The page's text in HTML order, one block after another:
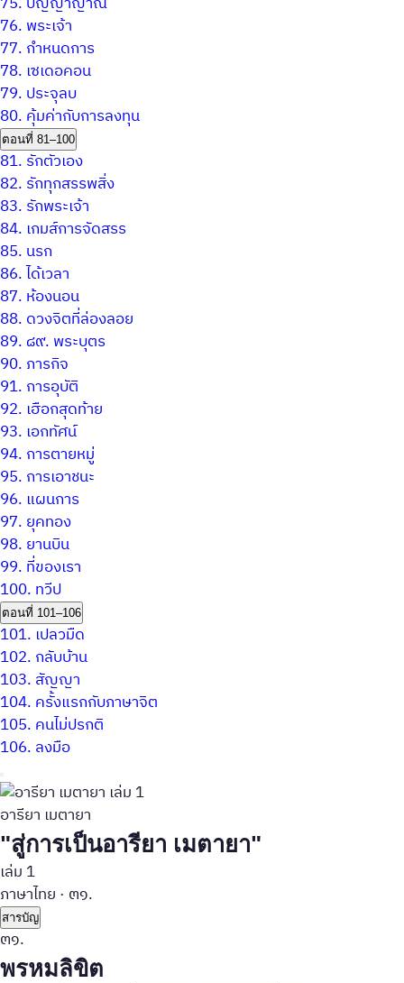
76. พระเจ้า
77. กำหนดการ
78. เซเดอคอน
79. ประจุลบ
80. คุ้มค่ากับการลงทุน
ตอนที่ 81–100
81. รักตัวเอง
82. รักทุกสรรพสิ่ง
83. รักพระเจ้า
84. เกมส์การจัดสรร
85. นรก
86.ได้เวลา
87. ห้องนอน
88. ดวงจิตที่ล่องลอย
89. ๘๙. พระบุตร
90. ภารกิจ
91. การอุบัติ
92. เฮือกสุดท้าย
93. เอกทัศน์
94. การตายหมู่
95. การเอาชนะ
96. แผนการ
97. ยุคทอง
98. ยานบิน
99. ที่ของเรา
100. ทวีป
ตอนที่ 101–106
101. เปลวมืด
102. กลับบ้าน
103. สัญญา
104. ครั้งแรกกับภาษาจิต
105. คนไม่ปรกติ
106. ลงมือ
อารียา เมตายา
"สู่การเป็นอารียา เมตายา"
เล่ม 1
ภาษาไทย · ๓๑.
สารบัญ
๓๑.
พรหมลิขิต